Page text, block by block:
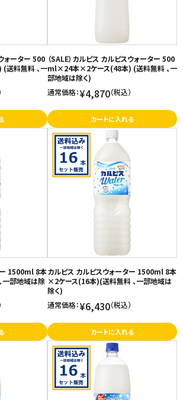
ついて
ォーター 500
料無料 、一
（SALE）カルピス カルピスウォーター 500
ml×24本×2ケース(48本) (送料無料 、一
部地域は除く)
通常価格：¥4,870（税込）
カートに入れる
ー 1500ml 8本
一部地域は除
カルピス カルピスウォーター 1500ml 8本
×2ケース(16本)(送料無料 、一部地域は
除く)
通常価格：¥6,430（税込）
カートに入れる